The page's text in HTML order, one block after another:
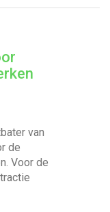
van
de
Voor de